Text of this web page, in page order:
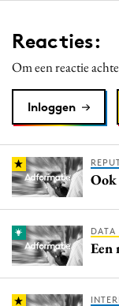
Reacties:
Om een reactie
Inloggen
Ook
DATA
Een